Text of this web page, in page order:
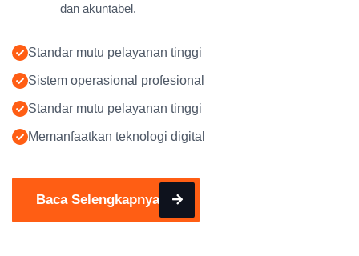
dan akuntabel.
Standar mutu pelayanan tinggi
Sistem operasional profesional
Standar mutu pelayanan tinggi
Memanfaatkan teknologi digital
Baca Selengkapnya